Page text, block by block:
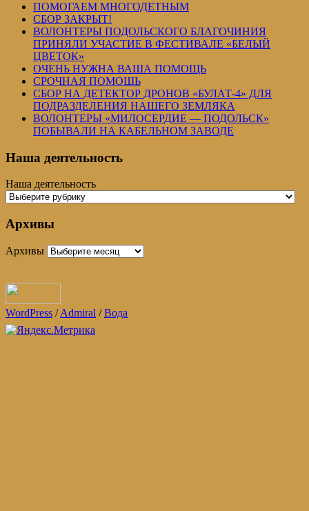
ПОМОГАЕМ МНОГОДЕТНЫМ
СБОР ЗАКРЫТ!
ВОЛОНТЕРЫ ПОДОЛЬСКОГО БЛАГОЧИНИЯ
ПРИНЯЛИ УЧАСТИЕ В ФЕСТИВАЛЕ «БЕЛЫЙ
ЦВЕТОК»
ОЧЕНЬ НУЖНА ВАША ПОМОЩЬ
СРОЧНАЯ ПОМОЩЬ
СБОР НА ДЕТЕКТОР ДРОНОВ «БУЛАТ-4» ДЛЯ
ПОДРАЗДЕЛЕНИЯ НАШЕГО ЗЕМЛЯКА
ВОЛОНТЕРЫ «МИЛОСЕРДИЕ — ПОДОЛЬСК»
ПОБЫВАЛИ НА КАБЕЛЬНОМ ЗАВОДЕ
Наша деятельность
Наша деятельность
Архивы
Архивы
WordPress /Admiral /Вода